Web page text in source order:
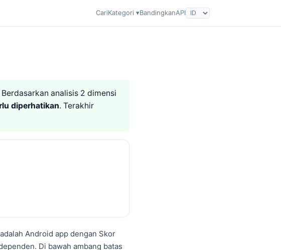
CariKategori ▾BandingkanAPI
Berdasarkan analisis 2 dimensi
diperhatikan. Terakhir
Android app dengan Skor
Di bawah ambang batas